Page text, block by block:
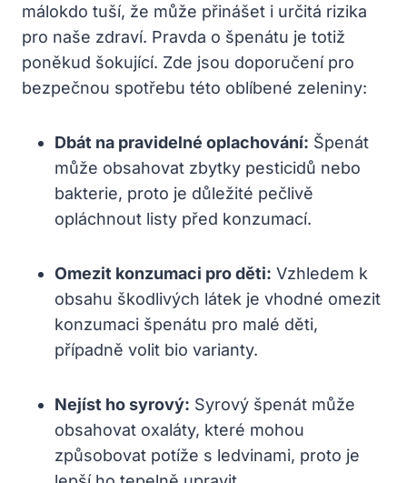
málokdo tuší, že může přinášet i určitá rizika
pro naše zdraví. Pravda o špenátu je totiž
poněkud šokující. Zde jsou doporučení pro
bezpečnou spotřebu této oblíbené zeleniny:
Dbát na pravidelné oplachování: Špenát
může obsahovat zbytky pesticidů nebo
bakterie, proto je důležité pečlivě
opláchnout listy před konzumací.
Omezit konzumaci pro děti: Vzhledem k
obsahu škodlivých látek je vhodné omezit
konzumaci špenátu pro malé děti,
případně volit bio varianty.
Nejíst ho syrový: Syrový špenát může
obsahovat oxaláty, které mohou
způsobovat potíže s ledvinami, proto je